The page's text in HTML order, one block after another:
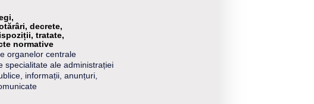
decrete,
tratate,
normative
organelor centrale
specialitate ale administrației
informații, anunțuri,